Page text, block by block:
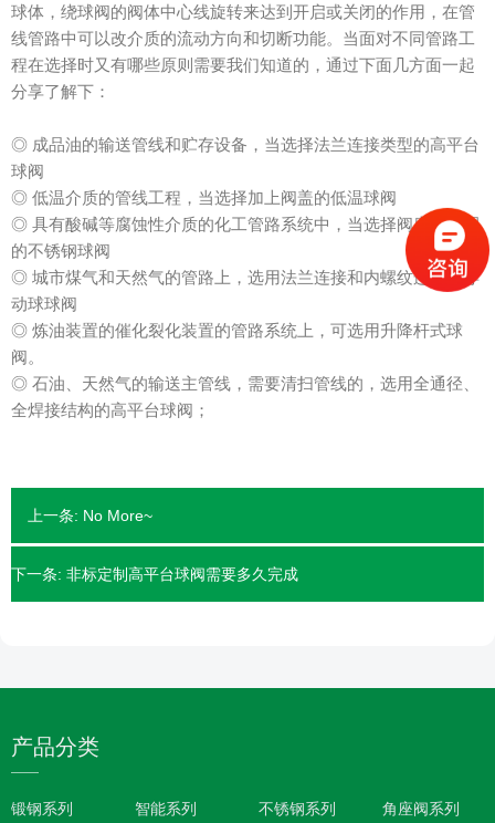
球体，绕球阀的阀体中心线旋转来达到开启或关闭的作用，在管
线管路中可以改介质的流动方向和切断功能。当面对不同管路工
程在选择时又有哪些原则需要我们知道的，通过下面几方面一起
分享了解下：
◎ 成品油的输送管线和贮存设备，当选择法兰连接类型的高平台
球阀
◎ 低温介质的管线工程，当选择加上阀盖的低温球阀
◎ 具有酸碱等腐蚀性介质的化工管路系统中，当选择阀座密封圈
的不锈钢球阀
◎ 城市煤气和天然气的管路上，选用法兰连接和内螺纹连接的浮
动球球阀
◎ 炼油装置的催化裂化装置的管路系统上，可选用升降杆式球
阀。
◎ 石油、天然气的输送主管线，需要清扫管线的，选用全通径、
全焊接结构的高平台球阀；
上一条: No More~
下一条: 非标定制高平台球阀需要多久完成
产品分类
锻钢系列 智能系列 不锈钢系列 角座阀系列